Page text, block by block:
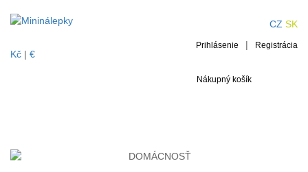
DOMÁCNOSŤ CZ SK
Kč | €
Prihlásenie | Registrácia
Nákupný košík